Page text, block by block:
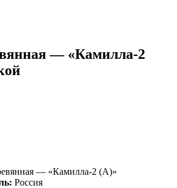
— «Камилла-2
— «Камилла-2 (А)»
Россия